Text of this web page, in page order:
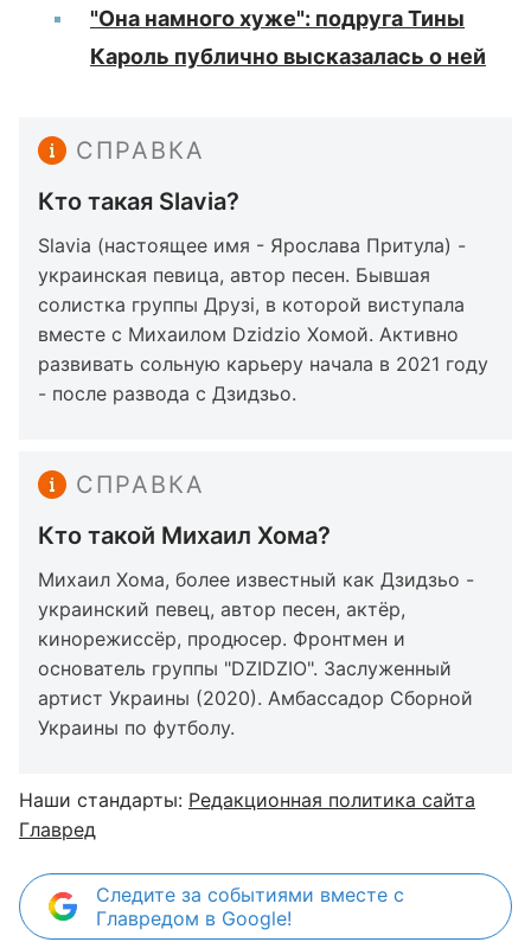
"Она намного хуже": подруга Тины
Кароль публично высказалась о ней
СПРАВКА
Кто такая Slavia?
Slavia (настоящее имя - Ярослава Притула) -
украинская певица, автор песен. Бывшая
солистка группы Друзі, в которой виступала
вместе с Михаилом Dzidzio Хомой. Активно
развивать сольную карьеру начала в 2021 году
- после развода с Дзидзьо.
СПРАВКА
Кто такой Михаил Хома?
Михаил Хома, более известный как Дзидзьо -
украинский певец, автор песен, актёр,
кинорежиссёр, продюсер. Фронтмен и
основатель группы "DZIDZIO". Заслуженный
артист Украины (2020). Амбассадор Сборной
Украины по футболу.
Наши стандарты: Редакционная политика сайта
Главред
Следите за событиями вместе с
Главредом в Google!